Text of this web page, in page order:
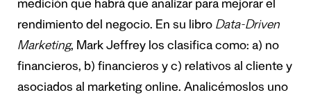
medición que habrá que analizar para mejorar el
rendimiento del negocio. En su libro Data-Driven
Marketing, Mark Jeffrey los clasifica como: a) no
financieros, b) financieros y c) relativos al cliente y
asociados al marketing online. Analicémoslos uno